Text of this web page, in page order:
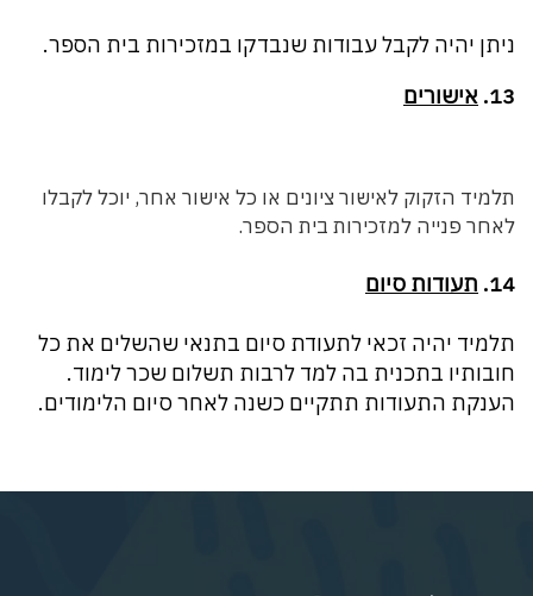
ניתן יהיה לקבל עבודות שנבדקו במזכירות בית הספר.
13. אישורים
תלמיד הזקוק לאישור ציונים או כל אישור אחר, יוכל לקבלו
לאחר פנייה למזכירות בית הספר.
14. תעודות סיום
תלמיד יהיה זכאי לתעודת סיום בתנאי שהשלים את כל
חובותיו בתכנית בה למד לרבות תשלום שכר לימוד.
הענקת התעודות תתקיים כשנה לאחר סיום הלימודים.